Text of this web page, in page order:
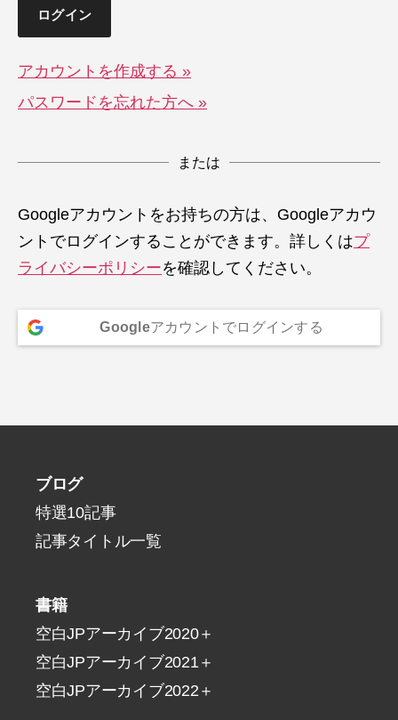
アカウントを作成する »
パスワードを忘れた方へ »
または
Googleアカウントをお持ちの方は、Googleアカウ
ントでログインすることができます。詳しくはプ
ライバシーポリシーを確認してください。
Googleアカウントでログインする
ブログ
特選10記事
記事タイトル一覧
書籍
空白JPアーカイブ2020＋
空白JPアーカイブ2021＋
空白JPアーカイブ2022＋